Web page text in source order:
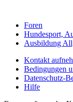
Foren
Hundesport,
Ausbildung
Kontakt
Bedingungen
Datenschutz-
Hilfe